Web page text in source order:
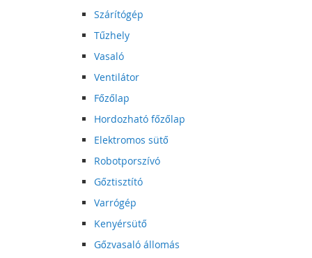
Szárítógép
Tűzhely
Vasaló
Ventilátor
Főzőlap
Hordozható főzőlap
Elektromos sütő
Robotporszívó
Gőztisztító
Varrógép
Kenyérsütő
Gőzvasaló állomás